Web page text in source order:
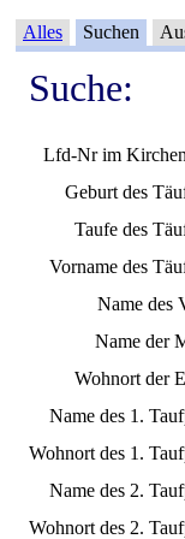
Alles Suchen
Suche:
Lfd-Nr im
Geburt des
Taufe des
Vorname des
Name des
Name der
Wohnort der
Name des 1.
Wohnort des 1.
Name des 2.
Wohnort des 2.